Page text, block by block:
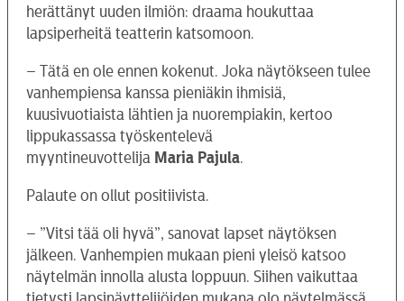
herättänyt uuden ilmiön: draama houkuttaa
lapsiperheitä teatterin katsomoon.
– Tätä en ole ennen kokenut. Joka näytökseen tulee
vanhempiensa kanssa pieniäkin ihmisiä,
kuusivuotiaista lähtien ja nuorempiakin, kertoo
lippukassassa työskentelevä
myyntineuvottelija Maria Pajula.
Palaute on ollut positiivista.
– ”Vitsi tää oli hyvä”, sanovat lapset näytöksen
jälkeen. Vanhempien mukaan pieni yleisö katsoo
näytelmän innolla alusta loppuun. Siihen vaikuttaa